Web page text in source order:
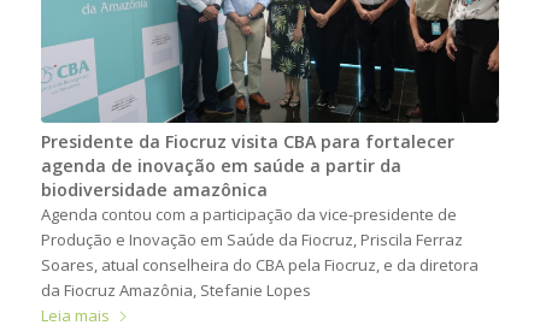
Presidente da Fiocruz visita CBA para fortalecer
agenda de inovação em saúde a partir da
biodiversidade amazônica
Agenda contou com a participação da vice-presidente de
Produção e Inovação em Saúde da Fiocruz, Priscila Ferraz
Soares, atual conselheira do CBA pela Fiocruz, e da diretora
da Fiocruz Amazônia, Stefanie Lopes
Leia mais